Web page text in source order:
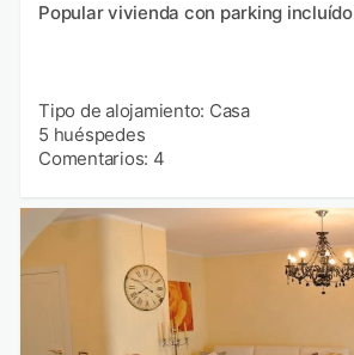
Popular vivienda con parking incluído
Tipo de alojamiento: Casa
5 huéspedes
Comentarios: 4